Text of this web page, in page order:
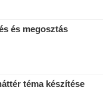
és megosztás
téma készítése